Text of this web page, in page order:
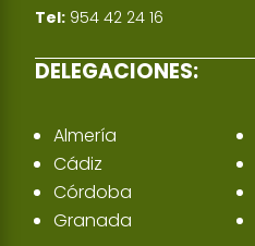
Tel: 954 42 24 16
DELEGACIONES:
Almería
Cádiz
Córdoba
Granada